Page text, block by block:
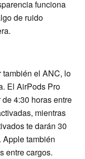
funciona
de ruido
el ANC, lo
El AirPods Pro
4:30 horas entre
mientras
te darán 30
también
entre cargos.